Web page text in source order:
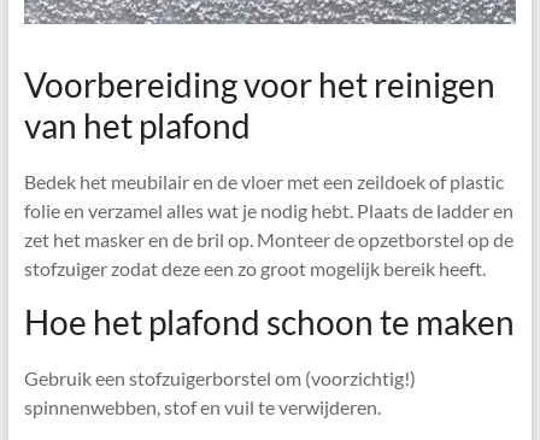
Voorbereiding voor het reinigen
van het plafond
Bedek het meubilair en de vloer met een zeildoek of plastic
folie en verzamel alles wat je nodig hebt. Plaats de ladder en
zet het masker en de bril op. Monteer de opzetborstel op de
stofzuiger zodat deze een zo groot mogelijk bereik heeft.
Hoe het plafond schoon te maken
Gebruik een stofzuigerborstel om (voorzichtig!)
spinnenwebben, stof en vuil te verwijderen.